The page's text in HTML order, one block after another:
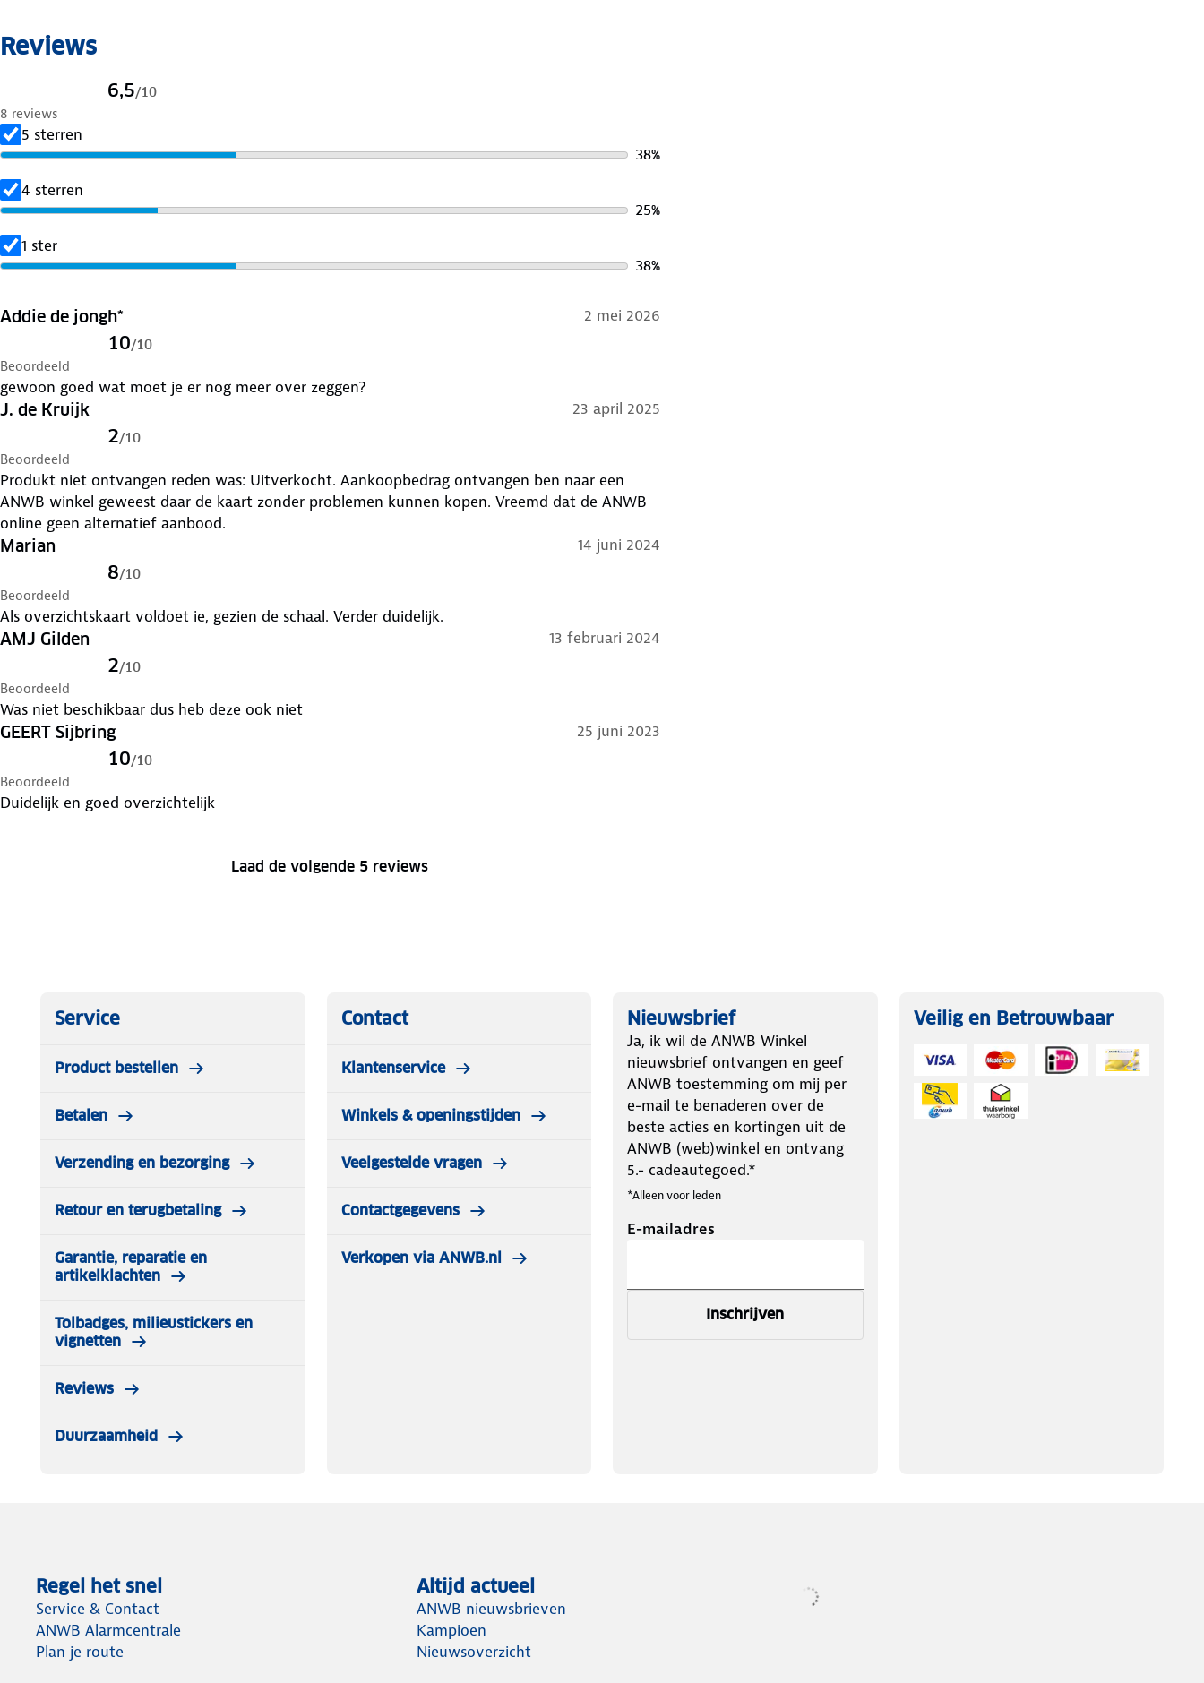
Reviews
6,5/10
8 reviews
5 sterren
38%
4 sterren
25%
1 ster
38%
Addie de jongh* 2 mei 2026
10/10
Beoordeeld
gewoon goed wat moet je er nog meer over zeggen?
J. de Kruijk 23 april 2025
2/10
Beoordeeld
Produkt niet ontvangen reden was: Uitverkocht. Aankoopbedrag ontvangen ben naar een
ANWB winkel geweest daar de kaart zonder problemen kunnen kopen. Vreemd dat de ANWB
online geen alternatief aanbood.
Marian 14 juni 2024
8/10
Beoordeeld
Als overzichtskaart voldoet ie, gezien de schaal. Verder duidelijk.
AMJ Gilden 13 februari 2024
2/10
Beoordeeld
Was niet beschikbaar dus heb deze ook niet
GEERT Sijbring 25 juni 2023
10/10
Beoordeeld
Duidelijk en goed overzichtelijk
Laad de volgende 5 reviews
Service
Product bestellen
Betalen
Verzending en bezorging
Retour en terugbetaling
Garantie, reparatie en
artikelklachten
Tolbadges, milieustickers en
vignetten
Reviews
Duurzaamheid
Contact
Klantenservice
Winkels & openingstijden
Veelgestelde vragen
Contactgegevens
Verkopen via ANWB.nl
Nieuwsbrief
Ja, ik wil de ANWB Winkel
nieuwsbrief ontvangen en geef
ANWB toestemming om mij per
e-mail te benaderen over de
beste acties en kortingen uit de
ANWB (web)winkel en ontvang
5.- cadeautegoed.*
*Alleen voor leden
E-mailadres
Inschrijven
Veilig en Betrouwbaar
Regel het snel
Service & Contact
ANWB Alarmcentrale
Plan je route
Altijd actueel
ANWB nieuwsbrieven
Kampioen
Nieuwsoverzicht